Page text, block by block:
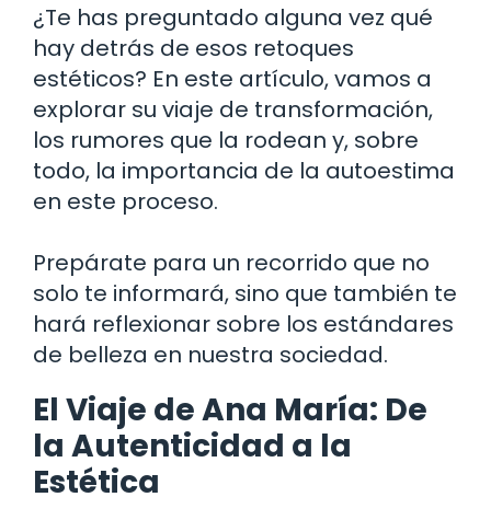
¿Te has preguntado alguna vez qué
hay detrás de esos retoques
estéticos? En este artículo, vamos a
explorar su viaje de transformación,
los rumores que la rodean y, sobre
todo, la importancia de la autoestima
en este proceso.
Prepárate para un recorrido que no
solo te informará, sino que también te
hará reflexionar sobre los estándares
de belleza en nuestra sociedad.
El Viaje de Ana María: De
la Autenticidad a la
Estética